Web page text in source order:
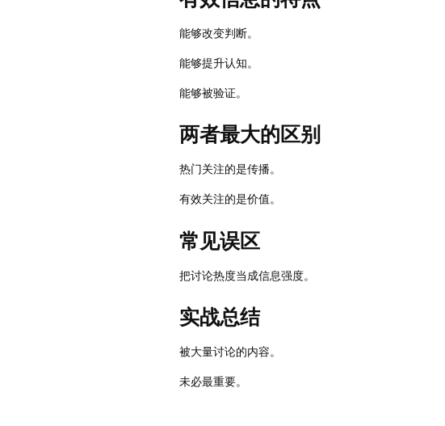
能够改变判断。
能够提升认知。
能够被验证。
两者最大的区别
热门关注的是传播。
有效关注的是价值。
常见误区
把讨论热度当成信息强度。
实战总结
被大量讨论的内容。
未必最重要。